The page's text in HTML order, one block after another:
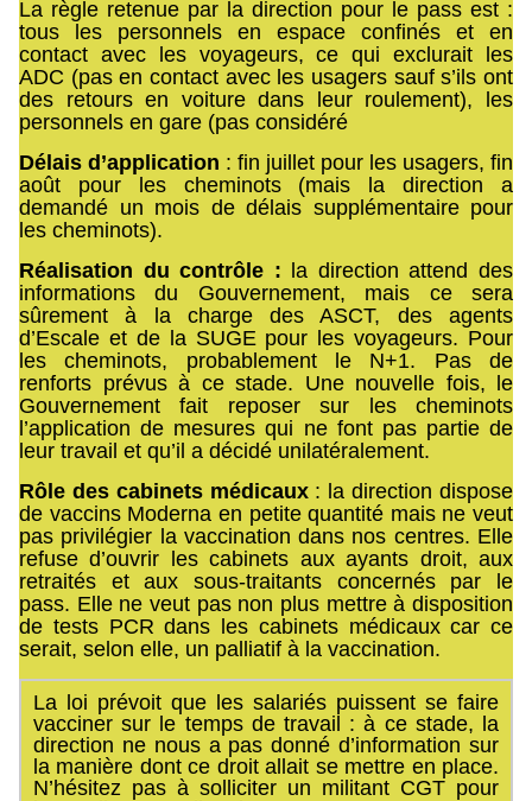
La règle retenue par la direction pour le pass est :
tous les personnels en espace confinés et en
contact avec les voyageurs, ce qui exclurait les
ADC (pas en contact avec les usagers sauf s’ils ont
des retours en voiture dans leur roulement), les
personnels en gare (pas considéré
Délais d’application : fin juillet pour les usagers, fin
août pour les cheminots (mais la direction a
demandé un mois de délais supplémentaire pour
les cheminots).
Réalisation du contrôle :
la direction attend des
informations du Gouvernement, mais ce sera
sûrement à la charge des ASCT, des agents
d’Escale et de la SUGE pour les voyageurs. Pour
les cheminots, probablement le N+1. Pas de
renforts prévus à ce stade. Une nouvelle fois, le
Gouvernement fait reposer sur les cheminots
l’application de mesures qui ne font pas partie de
leur travail et qu’il a décidé unilatéralement.
Rôle des cabinets médicaux : la direction dispose
de vaccins Moderna en petite quantité mais ne veut
pas privilégier la vaccination dans nos centres. Elle
refuse d’ouvrir les cabinets aux ayants droit, aux
retraités et aux sous-traitants concernés par le
pass. Elle ne veut pas non plus mettre à disposition
de tests PCR dans les cabinets médicaux car ce
serait, selon elle, un palliatif à la vaccination.
La loi prévoit que les salariés puissent se faire
vacciner sur le temps de travail : à ce stade, la
direction ne nous a pas donné d’information sur
la manière dont ce droit allait se mettre en place.
N’hésitez pas à solliciter un militant CGT pour